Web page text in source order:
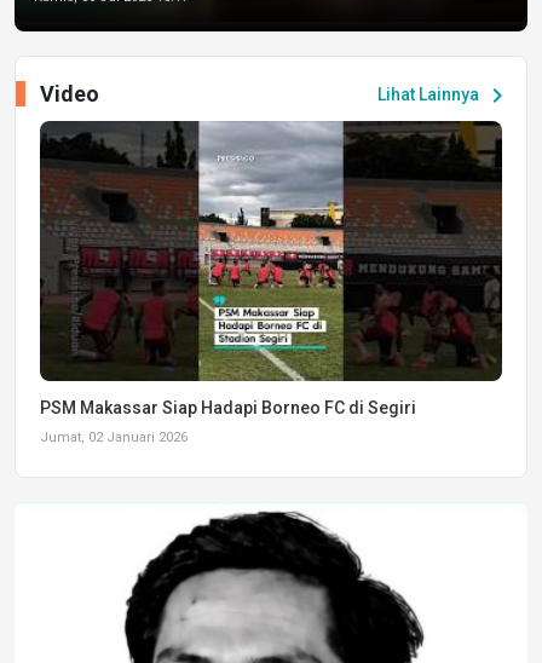
Lihat Lainnya chevron_right
Video
PSM Makassar Siap Hadapi Borneo FC di Segiri
Jumat, 02 Januari 2026